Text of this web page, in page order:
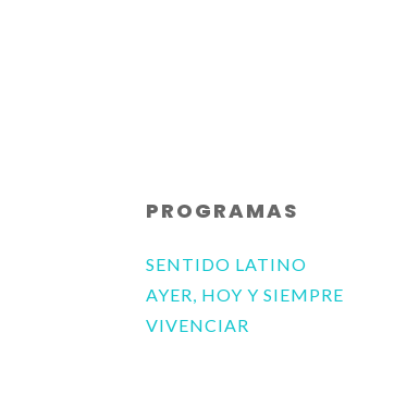
PROGRAMAS
SENTIDO LATINO
AYER, HOY Y SIEMPRE
VIVENCIAR